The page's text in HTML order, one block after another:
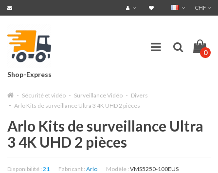
CHF
Shop-Express
0
Sécurité et vidéo Surveillance Vidéo
Divers
Arlo Kits de surveillance Ultra 3 4K UHD 2 pièces
Arlo Kits de surveillance Ultra
3 4K UHD 2 pièces
Disponibilité : 21 Fabricant : Arlo Modèle : VMS5250-100EUS